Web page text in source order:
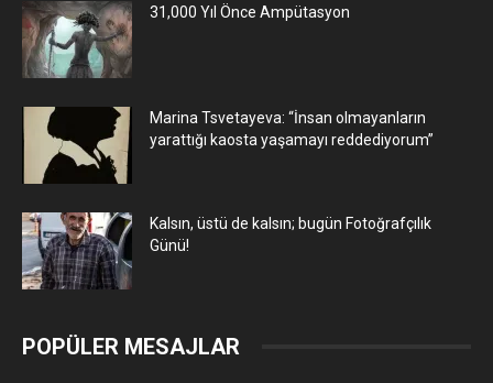
31,000 Yıl Önce Ampütasyon
Marina Tsvetayeva: “İnsan olmayanların
yarattığı kaosta yaşamayı reddediyorum”
Kalsın, üstü de kalsın; bugün Fotoğrafçılık
Günü!
POPÜLER MESAJLAR